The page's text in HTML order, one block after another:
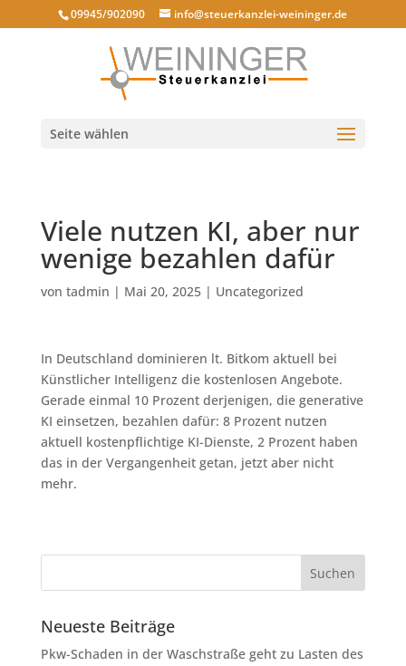
09945/902090 info@steuerkanzlei-weininger.de
Seite wählen
Viele nutzen KI, aber nur
wenige bezahlen dafür
von tadmin | Mai 20, 2025| Uncategorized
In Deutschland dominieren lt. Bitkom aktuell bei
Künstlicher Intelligenz die kostenlosen Angebote.
Gerade einmal 10 Prozent derjenigen, die generative
KI einsetzen, bezahlen dafür: 8 Prozent nutzen
aktuell kostenpflichtige KI-Dienste, 2 Prozent haben
das in der Vergangenheit getan, jetzt aber nicht
mehr.
Neueste Beiträge
Pkw-Schaden in der Waschstraße geht zu Lasten des